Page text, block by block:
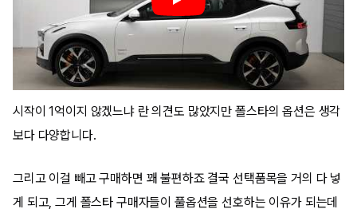
시작이 1억이지 않겠느냐 란 의견도 많았지만 폴스타의 옵션은 생각
보다 다양합니다.
그리고 이걸 빼고 구매하면 꽤 불편하죠 결국 선택품목을 거의 다 넣
게 되고, 그게 폴스타 구매자들이 풀옵션을 선호하는 이유가 되는데